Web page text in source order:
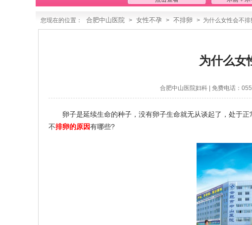
您现在的位置： 合肥中山医院 > 女性不孕 > 不排卵 > 为什么女性会不排
为什么女
合肥中山医院妇科| 免费电话：
卵子是延续生命的种子，没有卵子生命就无从谈起了，处于正
不排卵的原因有哪些?